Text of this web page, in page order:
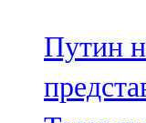
Путин